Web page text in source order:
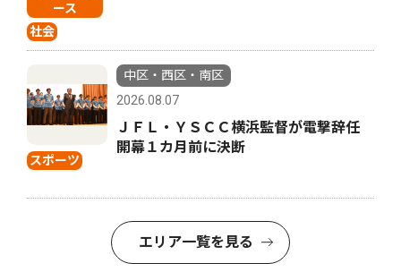
ース
社会
スポーツ
中区・西区・南区
2026.08.07
ＪＦＬ・ＹＳＣＣ横浜監督が電撃辞任
開幕１カ月前に決断
エリア一覧を見る